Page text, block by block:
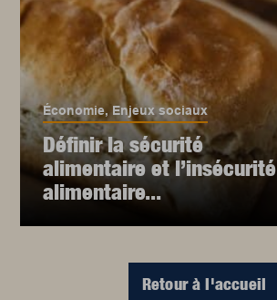
Économie, Enjeux sociaux
Définir la sécurité
alimentaire et l’insécurité
alimentaire...
Retour à l'accueil